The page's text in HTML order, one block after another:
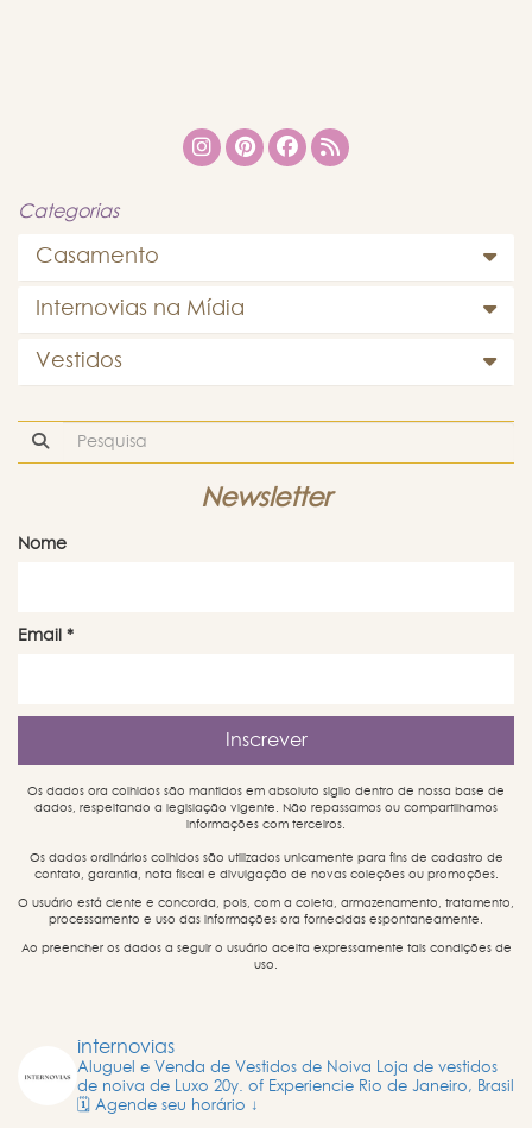
Categorias
Casamento
Internovias na Mídia
Vestidos
Newsletter
Nome
Email *
Os dados ora colhidos são mantidos em absoluto sigilo dentro de nossa base de
dados, respeitando a legislação vigente. Não repassamos ou compartilhamos
informações com terceiros.
Os dados ordinários colhidos são utilizados unicamente para fins de cadastro de
contato, garantia, nota fiscal e divulgação de novas coleções ou promoções.
O usuário está ciente e concorda, pois, com a coleta, armazenamento, tratamento,
processamento e uso das informações ora fornecidas espontaneamente.
Ao preencher os dados a seguir o usuário aceita expressamente tais condições de
uso.
internovias
Aluguel e Venda de Vestidos de Noiva Loja de vestidos
de noiva de Luxo 20y. of Experiencie Rio de Janeiro, Brasil
🗓️ Agende seu horário ↓